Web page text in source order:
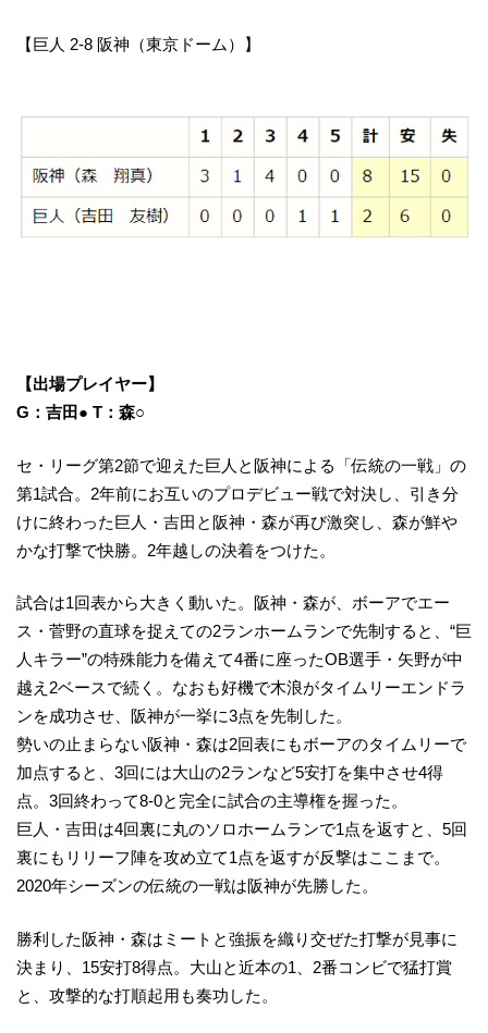
【巨人 2-8 阪神（東京ドーム）】
【出場プレイヤー】
G：吉田● T：森○
セ・リーグ第2節で迎えた巨人と阪神による「伝統の一戦」の
第1試合。2年前にお互いのプロデビュー戦で対決し、引き分
けに終わった巨人・吉田と阪神・森が再び激突し、森が鮮や
かな打撃で快勝。2年越しの決着をつけた。
試合は1回表から大きく動いた。阪神・森が、ボーアでエー
ス・菅野の直球を捉えての2ランホームランで先制すると、“巨
人キラー”の特殊能力を備えて4番に座ったOB選手・矢野が中
越え2ベースで続く。なおも好機で木浪がタイムリーエンドラ
ンを成功させ、阪神が一挙に3点を先制した。
勢いの止まらない阪神・森は2回表にもボーアのタイムリーで
加点すると、3回には大山の2ランなど5安打を集中させ4得
点。3回終わって8-0と完全に試合の主導権を握った。
巨人・吉田は4回裏に丸のソロホームランで1点を返すと、5回
裏にもリリーフ陣を攻め立て1点を返すが反撃はここまで。
2020年シーズンの伝統の一戦は阪神が先勝した。
勝利した阪神・森はミートと強振を織り交ぜた打撃が見事に
決まり、15安打8得点。大山と近本の1、2番コンビで猛打賞
と、攻撃的な打順起用も奏功した。